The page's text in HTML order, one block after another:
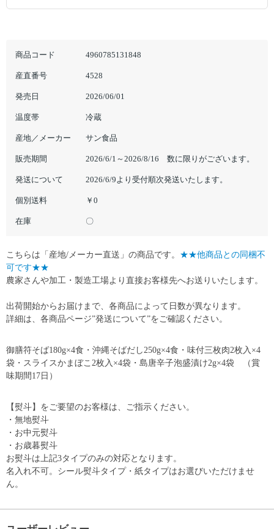
商品コード 4960785131848
産直番号 4528
発売日 2026/06/01
温度帯 冷蔵
産地／メーカー サン食品
販売期間 2026/6/1～2026/8/16 数に限りがございます。
発送について 2026/6/9より受付順次発送いたします。
個別送料 ￥0
在庫 〇
御膳符そば180g×4食・沖縄そばだし250g×4食・味付三枚肉2枚入×4
袋・スライスかまぼこ2枚入×4袋・島唐辛子泡盛漬け2g×4袋 （賞
味期間17日）
【熨斗】をご要望のお客様は、ご指示ください。
・無地熨斗
・お中元熨斗
・お歳暮熨斗
お熨斗は上記3タイプのみの対応となります。
名入れ不可。シール熨斗タイプ・紙タイプはお選びいただけませ
ん。
こちらは「産地/メーカー直送」の商品です。 ★★他商品との同梱不
可です★★
農家さんや加工・製造工場より直接お客様先へお送りいたします。
出荷開始からお届けまで、各商品によって日数が異なります。
詳細は、各商品ページ”発送について”をご確認ください。